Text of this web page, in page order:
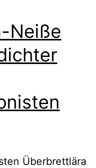
Neiße
Überbrettlära